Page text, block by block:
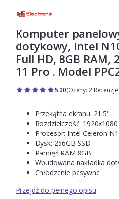
Komputer
dotykowy, Intel
Full HD, 8GB RAM,
11 Pro . Model
5.00(Oceny: 2
Przejdź do sekcji
Przekątna ekranu: 21.5"
Rozdzielczość: 1920x1080
Procesor: Intel Celeron
Dysk: 256GB SSD
Pamięć RAM 8GB
Wbudowana nakładka
Chłodzenie pasywne
Przejdź do pełnego opisu